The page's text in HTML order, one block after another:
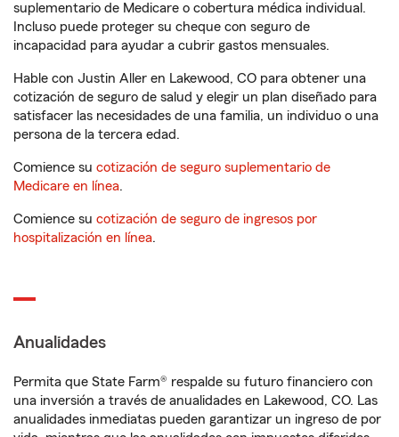
suplementario de Medicare o cobertura médica individual.
Incluso puede proteger su cheque con seguro de
incapacidad para ayudar a cubrir gastos mensuales.
Hable con Justin Aller en Lakewood, CO para obtener una
cotización de seguro de salud y elegir un plan diseñado para
satisfacer las necesidades de una familia, un individuo o una
persona de la tercera edad.
Comience su cotización de seguro suplementario de
Medicare en línea.
Comience su cotización de seguro de ingresos por
hospitalización en línea.
Anualidades
Permita que State Farm® respalde su futuro financiero con
una inversión a través de anualidades en Lakewood, CO. Las
anualidades inmediatas pueden garantizar un ingreso de por